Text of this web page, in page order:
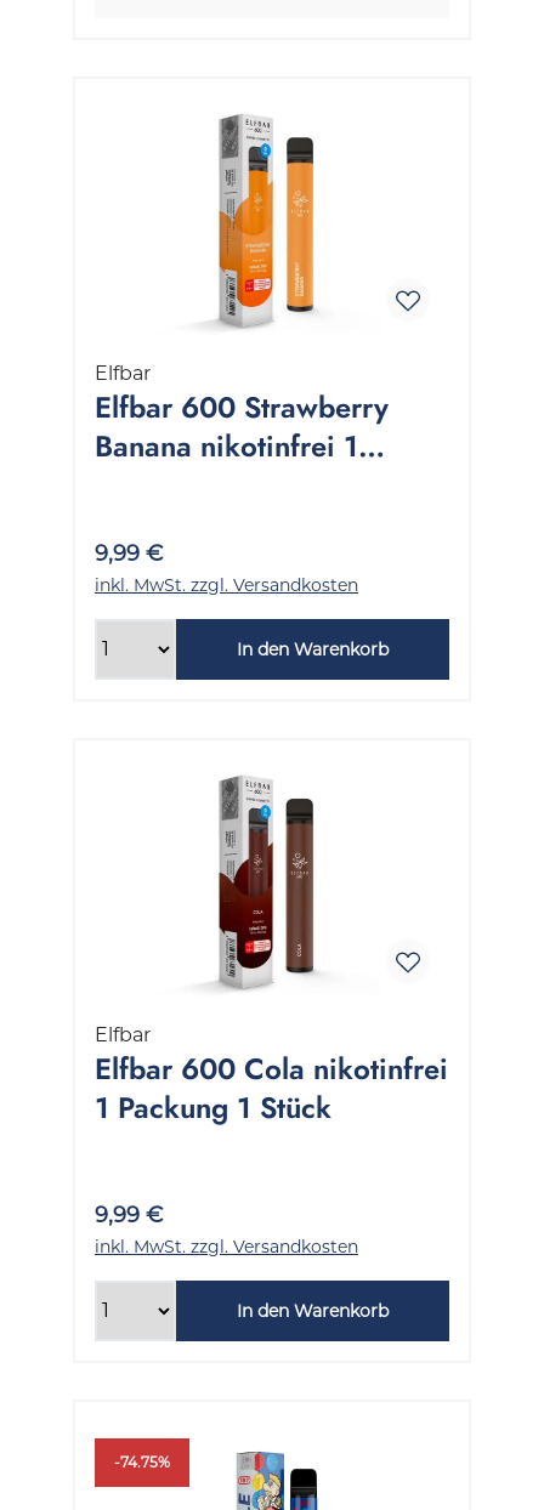
Elfbar
Elfbar 600 Strawberry
Banana nikotinfrei 1
9,99 €
inkl. MwSt. zzgl. Versandkosten
In den Warenkorb
Elfbar
Elfbar 600 Cola nikotinfrei
1 Packung 1 Stück
9,99 €
inkl. MwSt. zzgl. Versandkosten
In den Warenkorb
-74.75%